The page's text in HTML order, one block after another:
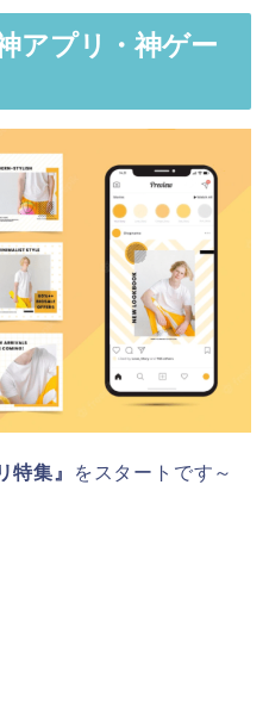
アプリ・神ゲー
特集』
をスタートです～